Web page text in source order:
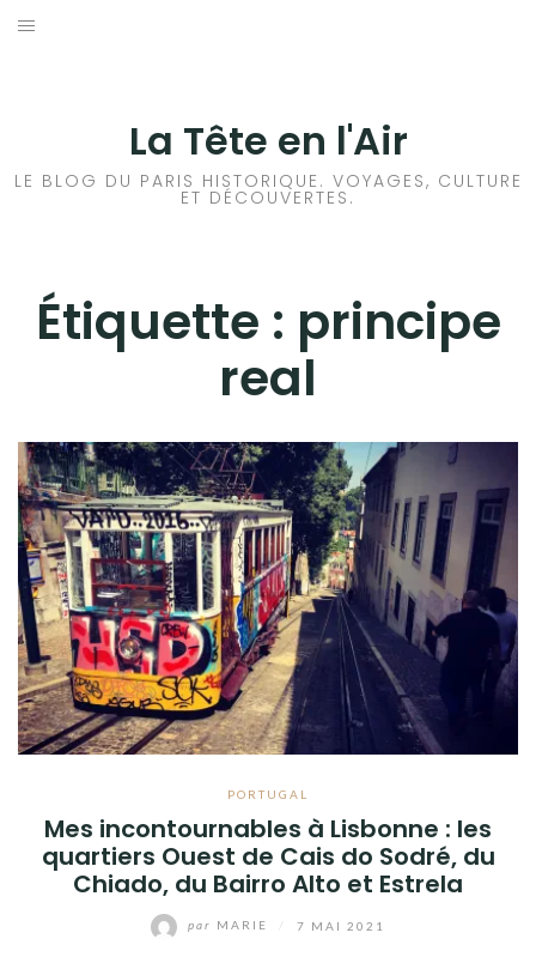
Aller
La Tête en l'Air
LE BLOG DU PARIS HISTORIQUE. VOYAGES, CULTURE
ET DÉCOUVERTES.
Étiquette : principe
real
PORTUGAL
Mes incontournables à Lisbonne : les
quartiers Ouest de Cais do Sodré, du
Chiado, du Bairro Alto et Estrela
par MARIE 7 MAI 2021
HISTOIRES EN ILE DE FRANCE
VOYAGES À L’ÉTRANGER